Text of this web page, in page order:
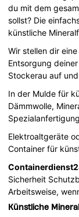
du mit dem
sollst? Die
künstliche
Wir stellen dir
Entsorgung
Stockerau auf
In der Mulde für
Dämmwolle,
Elektroaltgeräte
Container für
Sicherheit
Arbeitsweise,
Künstliche